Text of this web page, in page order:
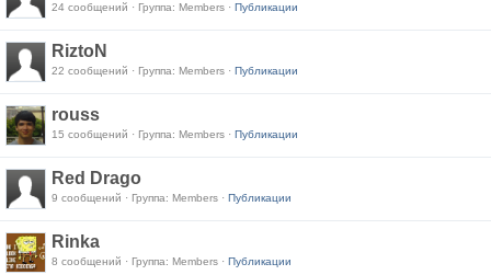
24 сообщений · Группа: Members · Публикации
RiztoN
22 сообщений · Группа: Members · Публикации
rouss
15 сообщений · Группа: Members · Публикации
Red Drago
9 сообщений · Группа: Members · Публикации
Rinka
8 сообщений · Группа: Members · Публикации